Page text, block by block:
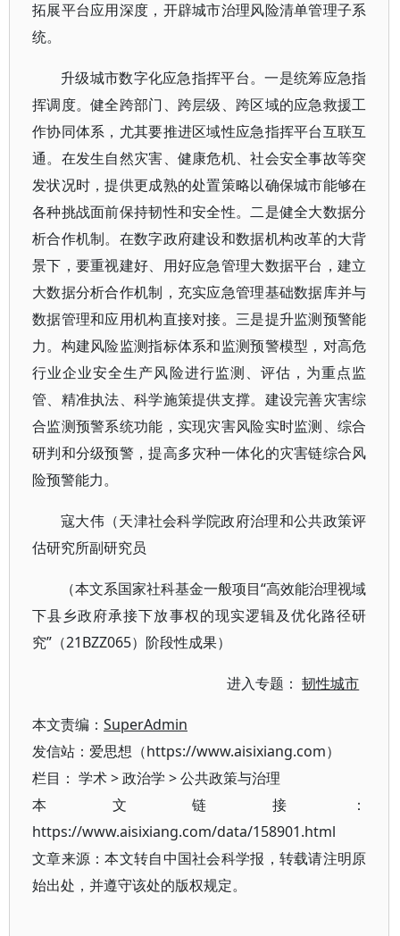
拓展平台应用深度，开辟城市治理风险清单管理子系
统。
升级城市数字化应急指挥平台。一是统筹应急指
挥调度。健全跨部门、跨层级、跨区域的应急救援工
作协同体系，尤其要推进区域性应急指挥平台互联互
通。在发生自然灾害、健康危机、社会安全事故等突
发状况时，提供更成熟的处置策略以确保城市能够在
各种挑战面前保持韧性和安全性。二是健全大数据分
析合作机制。在数字政府建设和数据机构改革的大背
景下，要重视建好、用好应急管理大数据平台，建立
大数据分析合作机制，充实应急管理基础数据库并与
数据管理和应用机构直接对接。三是提升监测预警能
力。构建风险监测指标体系和监测预警模型，对高危
行业企业安全生产风险进行监测、评估，为重点监
管、精准执法、科学施策提供支撑。建设完善灾害综
合监测预警系统功能，实现灾害风险实时监测、综合
研判和分级预警，提高多灾种一体化的灾害链综合风
险预警能力。
寇大伟（天津社会科学院政府治理和公共政策评
估研究所副研究员
（本文系国家社科基金一般项目“高效能治理视域
下县乡政府承接下放事权的现实逻辑及优化路径研
究”（21BZZ065）阶段性成果）
进入专题：韧性城市
本文责编： SuperAdmin
发信站：爱思想（https://www.aisixiang.com）
栏目： 学术>政治学 >公共政策与治理
本文链接：
https://www.aisixiang.com/data/158901.html
文章来源：本文转自中国社会科学报，转载请注明原
始出处，并遵守该处的版权规定。